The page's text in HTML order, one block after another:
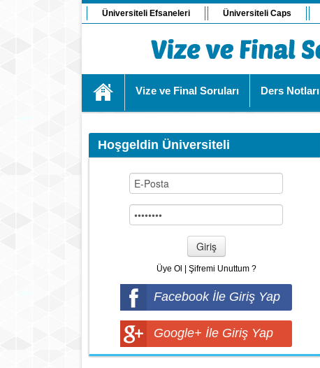
Üniversiteli Efsaneleri Üniversiteli Caps
Vize ve Final Soruları Ders Notları
Hoşgeldin Üniversiteli
Giriş
Üye Ol Şifremi Unuttum ?
Facebook İle Giriş Yap
Google+ İle Giriş Yap